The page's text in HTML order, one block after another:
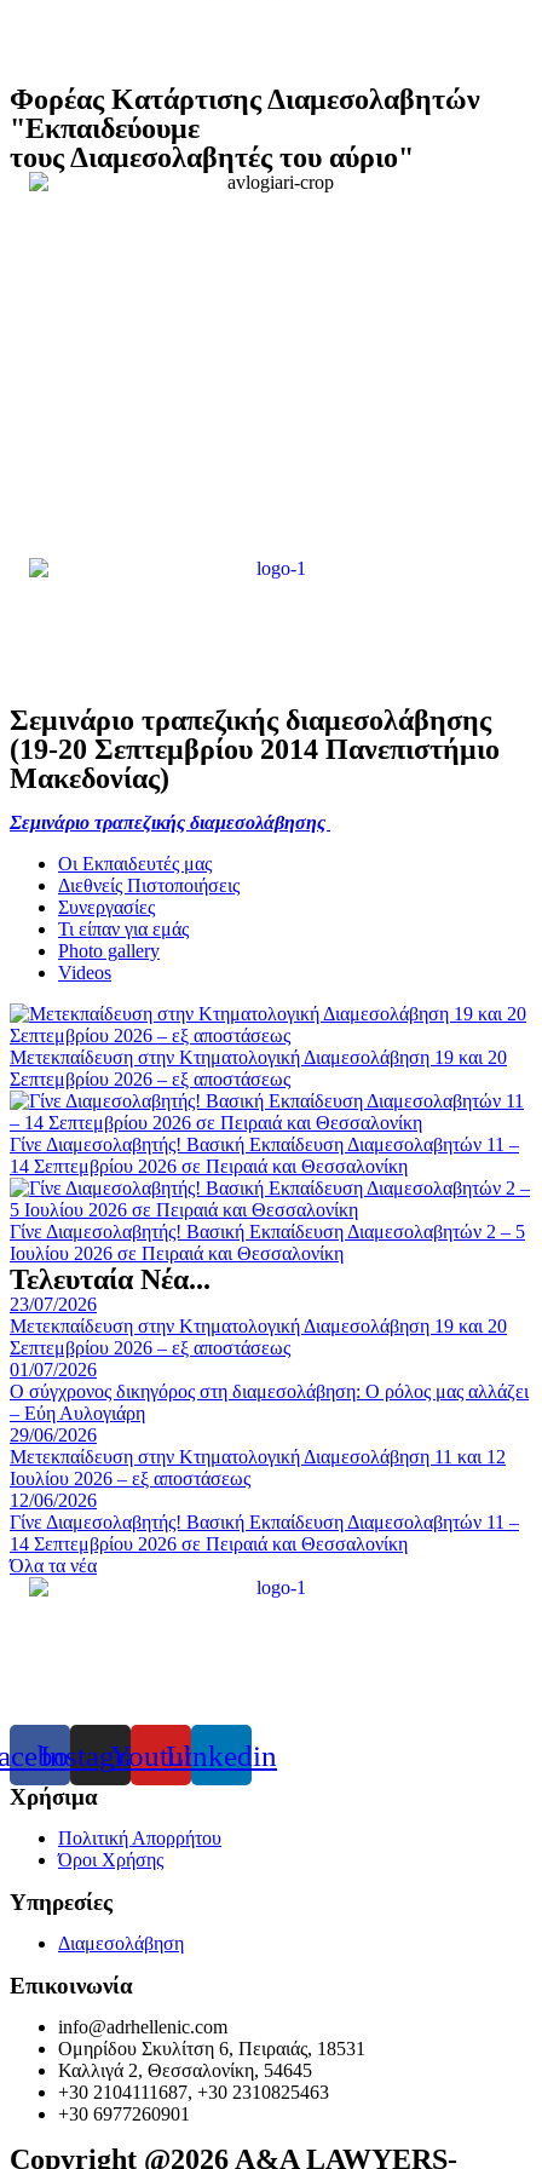
Φορέας Κατάρτισης Διαμεσολαβητών
"Εκπαιδεύουμε
τους Διαμεσολαβητές του αύριο"
Σεμινάριο τραπεζικής διαμεσολάβησης
(19-20 Σεπτεμβρίου 2014 Πανεπιστήμιο
Μακεδονίας)
Σεμινάριο τραπεζικής διαμεσολάβησης
Οι Εκπαιδευτές μας
Διεθνείς Πιστοποιήσεις
Συνεργασίες
Τι είπαν για εμάς
Photo gallery
Videos
Μετεκπαίδευση στην Κτηματολογική Διαμεσολάβηση 19 και 20
Σεπτεμβρίου 2026 – εξ αποστάσεως
Γίνε Διαμεσολαβητής! Βασική Εκπαίδευση Διαμεσολαβητών 11 –
14 Σεπτεμβρίου 2026 σε Πειραιά και Θεσσαλονίκη
Γίνε Διαμεσολαβητής! Βασική Εκπαίδευση Διαμεσολαβητών 2 – 5
Ιουλίου 2026 σε Πειραιά και Θεσσαλονίκη
Τελευταία Νέα...
23/07/2026
Μετεκπαίδευση στην Κτηματολογική Διαμεσολάβηση 19 και 20
Σεπτεμβρίου 2026 – εξ αποστάσεως
01/07/2026
Ο σύγχρονος δικηγόρος στη διαμεσολάβηση: Ο ρόλος μας αλλάζει
– Εύη Αυλογιάρη
29/06/2026
Μετεκπαίδευση στην Κτηματολογική Διαμεσολάβηση 11 και 12
Ιουλίου 2026 – εξ αποστάσεως
12/06/2026
Γίνε Διαμεσολαβητής! Βασική Εκπαίδευση Διαμεσολαβητών 11 –
14 Σεπτεμβρίου 2026 σε Πειραιά και Θεσσαλονίκη
Όλα τα νέα
InstagramYoutubeLinkedin
Χρήσιμα
Πολιτική Απορρήτου
Όροι Χρήσης
Υπηρεσίες
Διαμεσολάβηση
Επικοινωνία
info@adrhellenic.com
Ομηρίδου Σκυλίτση 6, Πειραιάς, 18531
Καλλιγά 2, Θεσσαλονίκη, 54645
+30 2104111687, +30 2310825463
+30 6977260901
Copyright @2026 A&A LAWYERS-